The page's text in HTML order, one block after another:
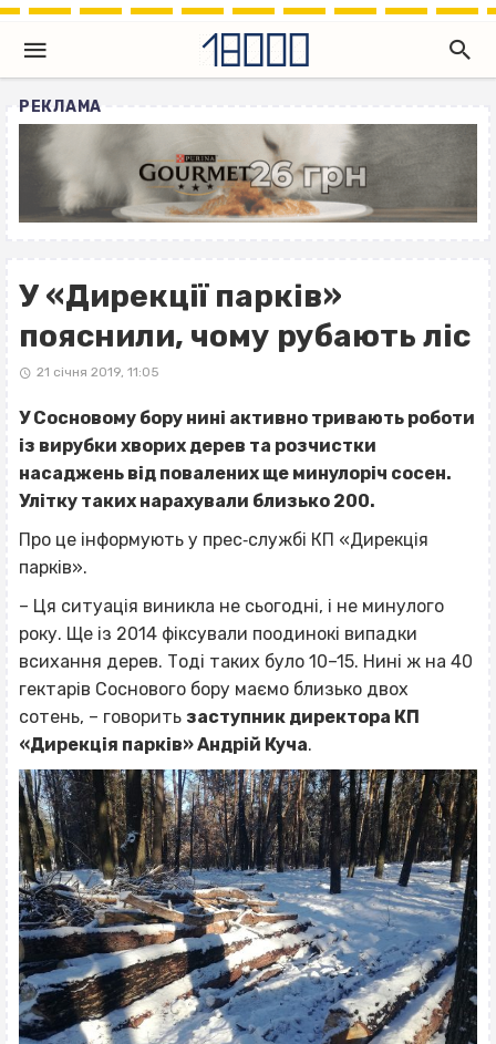
РЕКЛАМА
У «Дирекції парків»
пояснили, чому рубають ліс
21 січня 2019, 11:05
У Сосновому бору нині активно тривають роботи
із вирубки хворих дерев та розчистки
насаджень від повалених ще минулоріч сосен.
Улітку таких нарахували близько 200.
Про це інформують у прес‐службі КП «Дирекція
парків».
– Ця ситуація виникла не сьогодні, і не минулого
року. Ще із 2014 фіксували поодинокі випадки
всихання дерев. Тоді таких було 10–15. Нині ж на 40
гектарів Соснового бору маємо близько двох
сотень, – говорить заступник директора КП
«Дирекція парків» Андрій Куча.